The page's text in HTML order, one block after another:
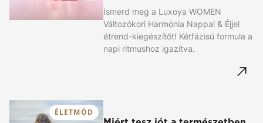
Ismerd meg a Luxoya WOMEN
Változókori Harmónia Nappal & Éjjel
étrend-kiegészítőt! Kétfázisú formula a
napi ritmushoz igazítva.
ÉLETMÓD